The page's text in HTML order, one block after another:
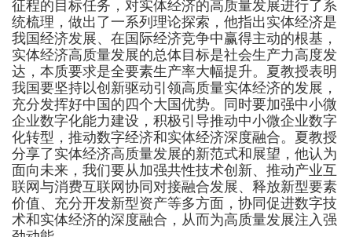
征程的目标任务，对实体经济的高质量发展进行了系
统梳理，做出了一系列理论探索，他指出实体经济是
我国经济发展、在国际经济竞争中赢得主动的根基，
实体经济高质量发展的总体目标是社会生产力高度发
达，本质要求是全要素生产率大幅提升。夏教授表明
我国要坚持以创新驱动引领高质量实体经济的发展，
充分发挥好中国的四个大国优势。同时要加强中小微
企业数字化能力建设，积极引导推动中小微企业数字
化转型，推动数字经济和实体经济深度融合。夏教授
分享了实体经济高质量发展的新范式和展望，他认为
面向未来，我们要从加强共性技术创新、推动产业互
联网与消费互联网协同对接融合发展、释放新型要素
价值、充分开发新型资产等多方面，协同促进数字技
术和实体经济的深度融合，从而为高质量发展注入强